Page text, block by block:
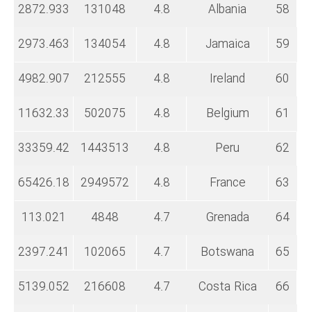
58
Albania
4.8
131048
2872.933
59
Jamaica
4.8
134054
2973.463
60
Ireland
4.8
212555
4982.907
61
Belgium
4.8
502075
11632.33
62
Peru
4.8
1443513
33359.42
63
France
4.8
2949572
65426.18
64
Grenada
4.7
4848
113.021
65
Botswana
4.7
102065
2397.241
66
Costa Rica
4.7
216608
5139.052